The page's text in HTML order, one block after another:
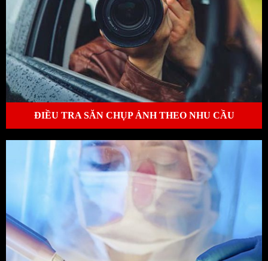
ĐIỀU TRA SĂN CHỤP ẢNH THEO NHU CẦU